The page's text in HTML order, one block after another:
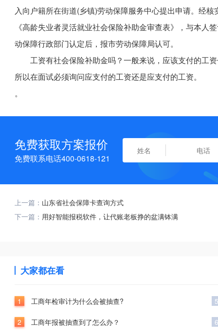
入向户籍所在街道(乡镇)劳动保障服务中心提出申请。经
《高龄失业者灵活就业社会保险补助金审查表》，与本人
动保障行政部门认定后，报市劳动保障局认可。
工资有社会保险补助金吗？一般来说，应该支付的工
所以在面试必须询问应支付的工资还是应支付的工资。
。
免费获取方案报价
免费联系电话400-0618-121
上一篇： 山东省社会保障卡查询方式
下一篇： 用好智能报税软件，让代账老板挣的盆满钵满
大家都在看
1 工商年检审计为什么会被抽查?
2 工商年报被抽查到了怎么办？
5
6